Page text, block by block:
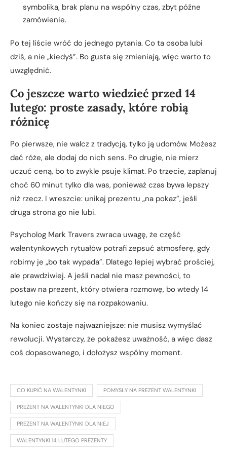
symbolika, brak planu na wspólny czas, zbyt późne
zamówienie.
Po tej liście wróć do jednego pytania. Co ta osoba lubi
dziś, a nie „kiedyś”. Bo gusta się zmieniają, więc warto to
uwzględnić.
Co jeszcze warto wiedzieć przed 14
lutego: proste zasady, które robią
różnicę
Po pierwsze, nie walcz z tradycją, tylko ją udomów. Możesz
dać róże, ale dodaj do nich sens. Po drugie, nie mierz
uczuć ceną, bo to zwykle psuje klimat. Po trzecie, zaplanuj
choć 60 minut tylko dla was, ponieważ czas bywa lepszy
niż rzecz. I wreszcie: unikaj prezentu „na pokaz”, jeśli
druga strona go nie lubi.
Psycholog Mark Travers zwraca uwagę, że część
walentynkowych rytuałów potrafi zepsuć atmosferę, gdy
robimy je „bo tak wypada”. Dlatego lepiej wybrać prościej,
ale prawdziwiej. A jeśli nadal nie masz pewności, to
postaw na prezent, który otwiera rozmowę, bo wtedy 14
lutego nie kończy się na rozpakowaniu.
Na koniec zostaje najważniejsze: nie musisz wymyślać
rewolucji. Wystarczy, że pokażesz uważność, a więc dasz
coś dopasowanego, i dołożysz wspólny moment.
CO KUPIĆ NA WALENTYNKI POMYSŁY NA PREZENT WALENTYNKI
PREZENT NA WALENTYNKI DLA NIEGO
PREZENT NA WALENTYNKI DLA NIEJ
WALENTYNKI 14 LUTEGO PREZENTY